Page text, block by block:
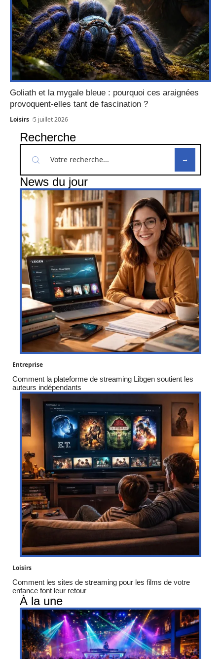
Goliath et la mygale bleue : pourquoi ces araignées
provoquent-elles tant de fascination ?
Loisirs 5 juillet 2026
Recherche
News du jour
Entreprise
Comment la plateforme de streaming Libgen soutient les
auteurs indépendants
Loisirs
Comment les sites de streaming pour les films de votre
enfance font leur retour
À la une